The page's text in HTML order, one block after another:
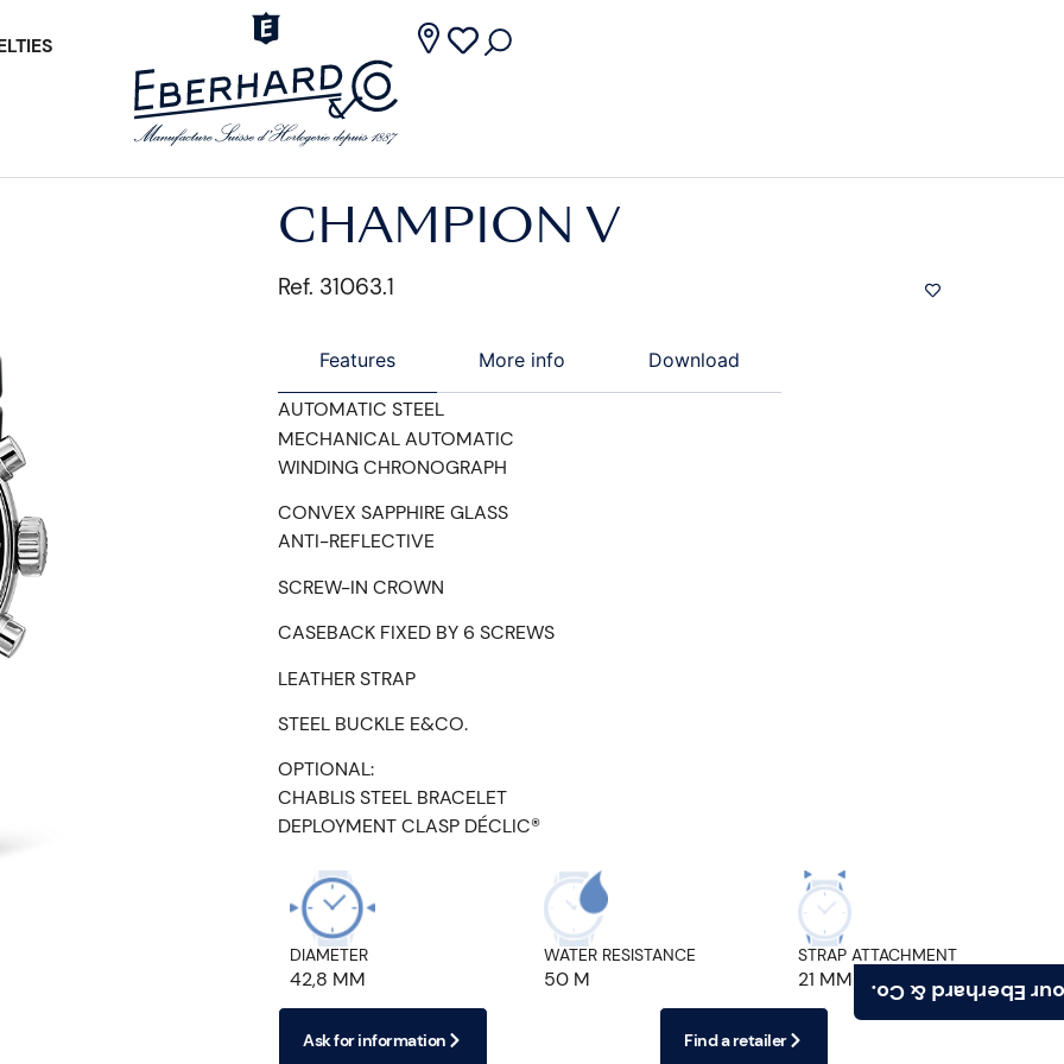
Find your
CHAMPION V
Ref. 31063.1
Features More info Download
AUTOMATIC STEEL
MECHANICAL AUTOMATIC
WINDING CHRONOGRAPH
CONVEX SAPPHIRE GLASS
ANTI-REFLECTIVE
SCREW-IN CROWN
CASEBACK FIXED BY 6 SCREWS
LEATHER STRAP
STEEL BUCKLE E&CO.
OPTIONAL:
CHABLIS STEEL BRACELET
DEPLOYMENT CLASP DÉCLIC®
DIAMETER
42,8 MM
WATER RESISTANCE
50 M
STRAP ATTACHMENT
21 MM
Ask for information Find a retailer